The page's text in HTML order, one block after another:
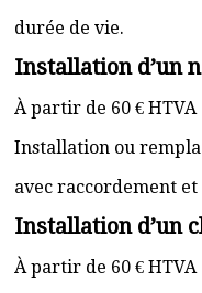
durée de vie.
Installation d’un
À partir de 60 € HTVA
Installation ou
avec raccordement et
Installation d’un
À partir de 60 € HTVA